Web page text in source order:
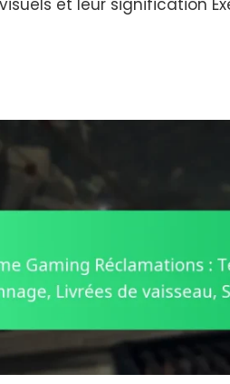
et leur signification